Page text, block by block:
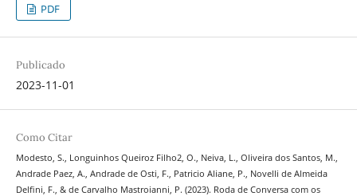
PDF
Publicado
2023-11-01
Como Citar
Modesto, S., Longuinhos Queiroz Filho2, O., Neiva, L., Oliveira dos Santos, M.,
Andrade Paez, A., Andrade de Osti, F., Patricio Aliane, P., Novelli de Almeida
Delfini, F., & de Carvalho Mastroianni, P. (2023). Roda de Conversa com os